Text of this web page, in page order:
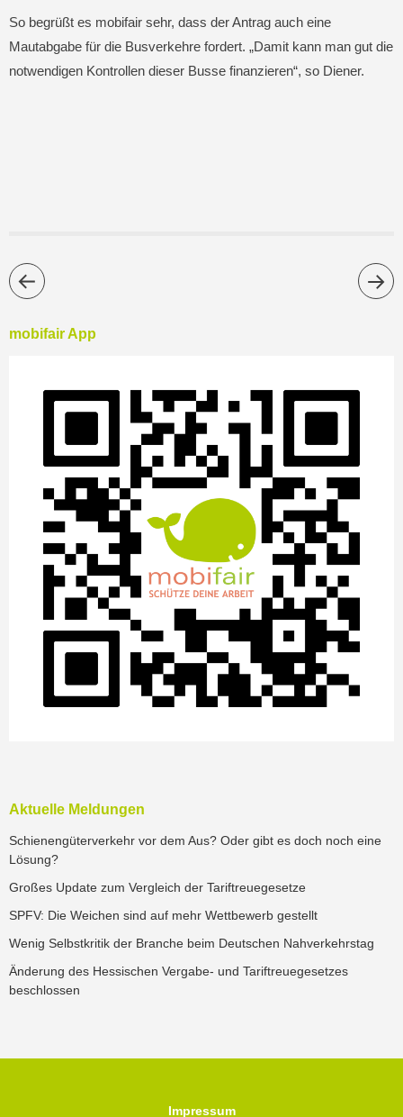
So begrüßt es mobifair sehr, dass der Antrag auch eine
Mautabgabe für die Busverkehre fordert. „Damit kann man gut die
notwendigen Kontrollen dieser Busse finanzieren“, so Diener.
mobifair App
Aktuelle Meldungen
Schienengüterverkehr vor dem Aus? Oder gibt es doch noch eine
Lösung?
Großes Update zum Vergleich der Tariftreuegesetze
SPFV: Die Weichen sind auf mehr Wettbewerb gestellt
Wenig Selbstkritik der Branche beim Deutschen Nahverkehrstag
Änderung des Hessischen Vergabe- und Tariftreuegesetzes
beschlossen
Impressum